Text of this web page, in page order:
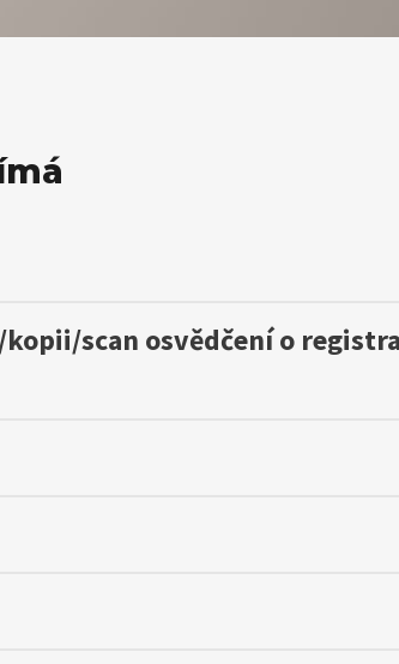
scan osvědčení o